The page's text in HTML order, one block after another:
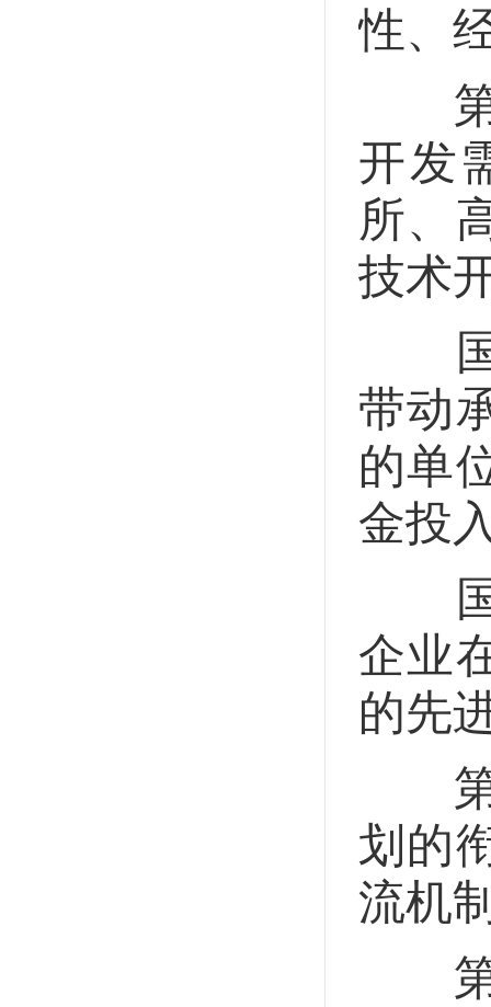
性、
第
开发
所、
技术
国
带动
的单
金投
国
企业
的先
第
划的
流机
第